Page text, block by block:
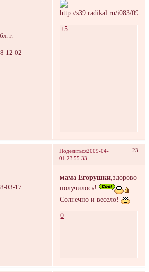
г.
12-02
+5
Поделиться 23
2009-04-
01 23:55:33
03-17
мама Егорушки ,здорово
получилось!
Солнечно и весело!
0